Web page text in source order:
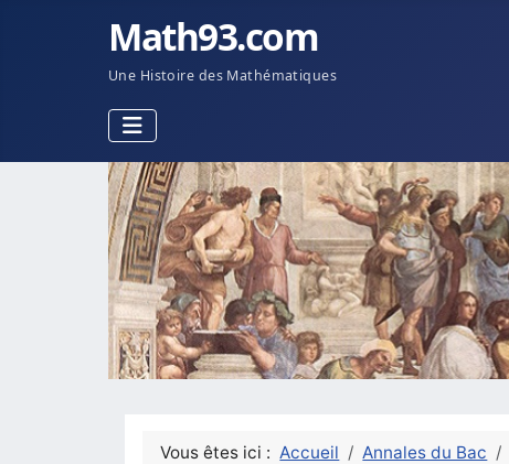
Math93.com
Une Histoire des Mathématiques
Vous êtes ici :Accueil Annales du Bac